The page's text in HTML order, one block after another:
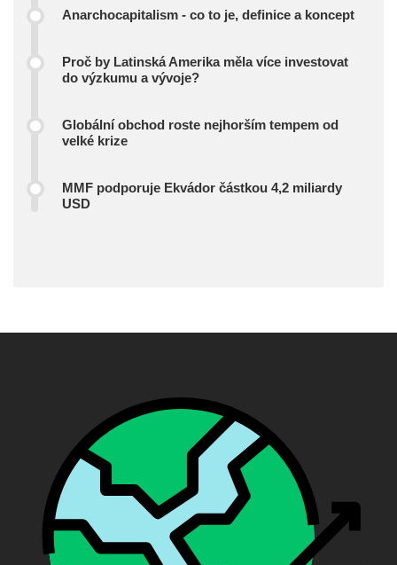
Anarchocapitalism - co to je, definice a koncept
Proč by Latinská Amerika měla více investovat
do výzkumu a vývoje?
Globální obchod roste nejhorším tempem od
velké krize
MMF podporuje Ekvádor částkou 4,2 miliardy
USD